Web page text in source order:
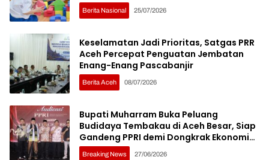
Berita Nasional 25/07/2026
Keselamatan Jadi Prioritas, Satgas PRR
Aceh Percepat Penguatan Jembatan
Enang-Enang Pascabanjir
Berita Aceh 08/07/2026
Bupati Muharram Buka Peluang
Budidaya Tembakau di Aceh Besar, Siap
Gandeng PPRI demi Dongkrak Ekonomi
Petani
Breaking News 27/06/2026